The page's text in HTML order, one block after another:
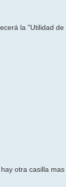
la "Utilidad
otra casilla